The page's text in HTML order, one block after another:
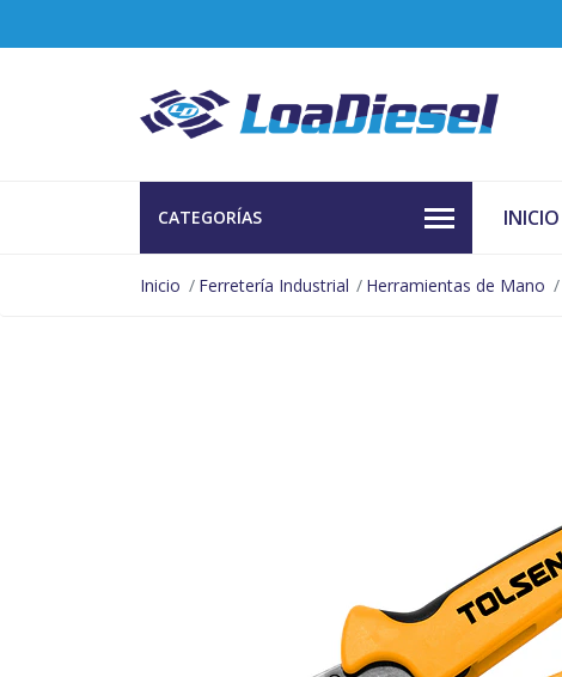
CATEGORÍAS INICIO
Inicio Ferretería Industrial Herramientas de Mano